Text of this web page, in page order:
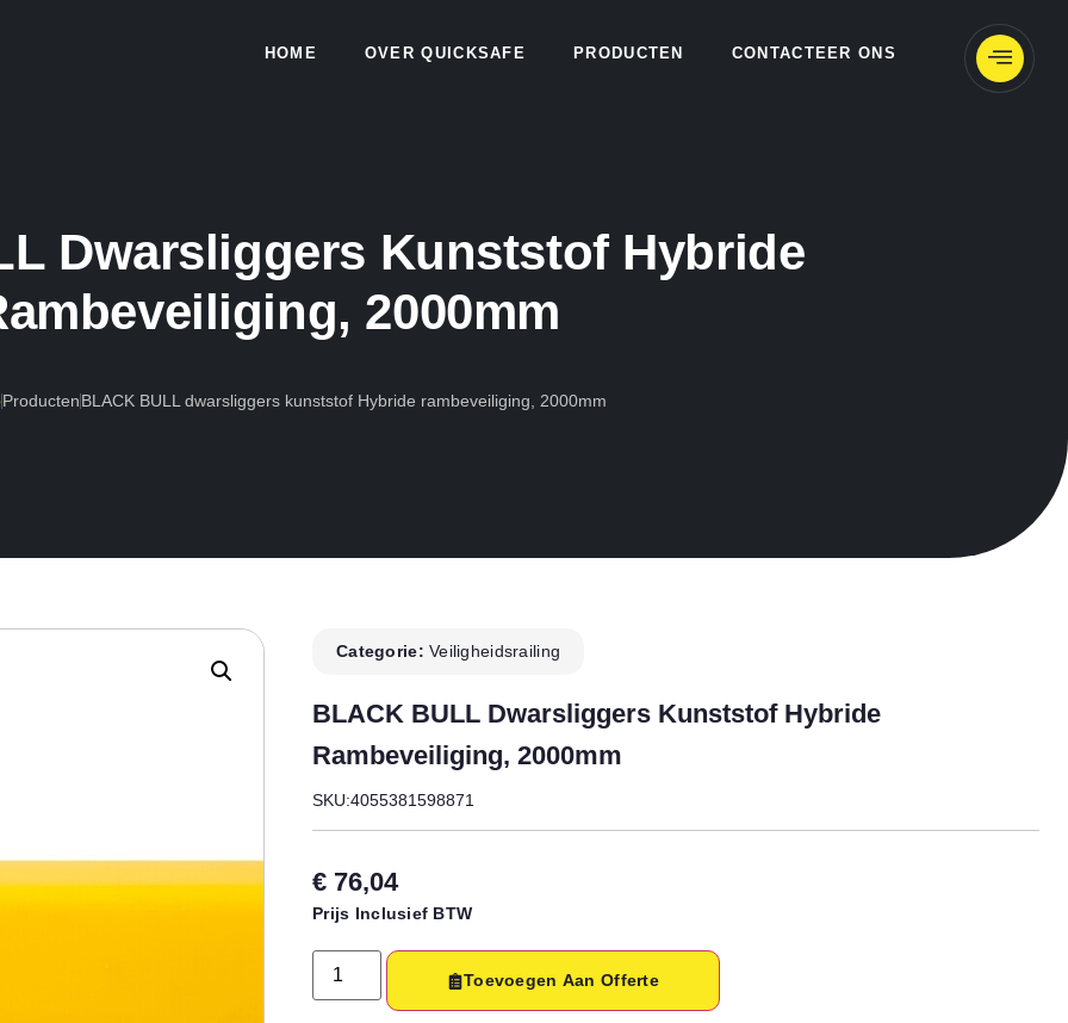
HOME OVER QUICKSAFE PRODUCTEN CONTACTEER ONS
Dwarsliggers Kunststof Hybride
2000mm
ProductenBLACK BULL dwarsliggers kunststof Hybride rambeveiliging, 2000mm
Categorie:Veiligheidsrailing
BLACK BULL Dwarsliggers Kunststof Hybride
Rambeveiliging, 2000mm
SKU:4055381598871
€ 76,04
Prijs Inclusief BTW
Toevoegen Aan Offerte